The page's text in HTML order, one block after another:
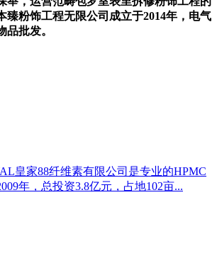
臻粉饰工程无限公司成立于2014年，电气
品批发。
皇家88纤维素有限公司是专业的HPMC
年，总投资3.8亿元，占地102亩...